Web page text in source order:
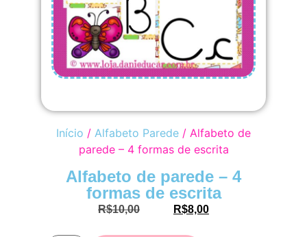
Início / Alfabeto Parede / Alfabeto de
parede – 4 formas de escrita
Alfabeto de parede – 4
formas de escrita
R$10,00 R$8,00